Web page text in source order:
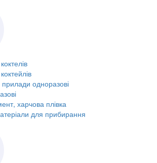
прилади одноразові
харчова плівка
для прибирання